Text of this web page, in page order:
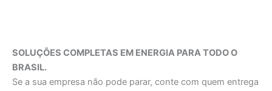
SOLUÇÕES COMPLETAS EM ENERGIA PARA TODO O
BRASIL.
Se a sua empresa não pode parar, conte com quem entrega